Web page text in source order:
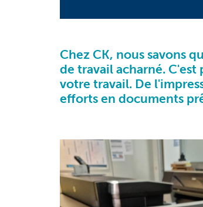
Chez CK, nous savons
de travail acharné.
votre travail. De
efforts en documents